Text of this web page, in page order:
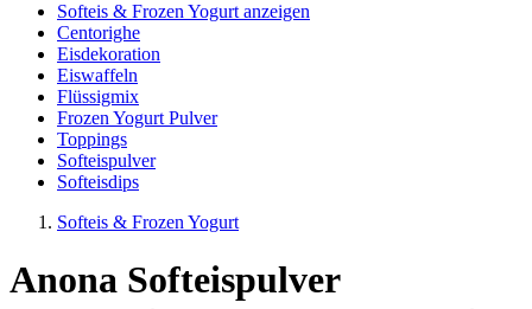
Softeis & Frozen Yogurt anzeigen
Centorighe
Eisdekoration
Eiswaffeln
Flüssigmix
Frozen Yogurt Pulver
Toppings
Softeispulver
Softeisdips
Softeis & Frozen Yogurt
Anona Softeispulver